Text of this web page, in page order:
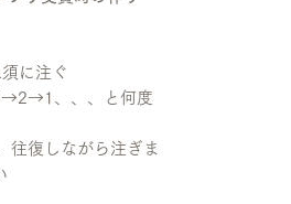
に注ぐ
、、、と何度
往復しながら注ぎま